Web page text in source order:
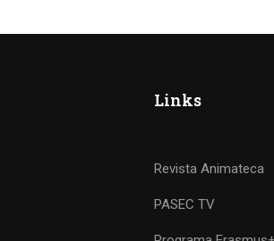
Links
Revista Animateca
PASEC TV